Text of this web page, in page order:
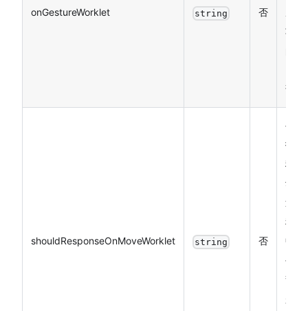
onGestureWorklet string 否
功
调
shouldResponseOnMoveWorklet string 否
手
指
移
动
过
程
中
手
势
是